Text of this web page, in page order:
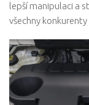
lepší manipulaci a
všechny